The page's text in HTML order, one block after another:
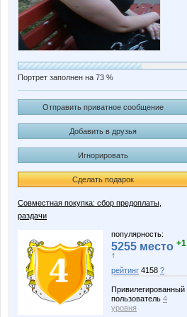
Портрет заполнен на 73 %
Отправить приватное сообщение
Добавить в друзья
Игнорировать
Сделать подарок
Совместная покупка: сбор предоплаты,
раздачи
популярность:
5255 место +1
↑
рейтинг 4158 ?
Привилегированный
пользователь 4
уровня